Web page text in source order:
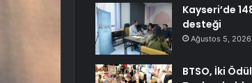
Kayseri’de
desteği
Ağustos 5, 2026
BTSO, İki